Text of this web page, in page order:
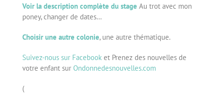
Voir la description complète du stage Au trot avec mon
poney, changer de dates…
Choisir une autre colonie, une autre thématique.
Suivez-nous sur Facebooket Prenez des nouvelles de
votre enfant sur Ondonnedesnouvelles.com
(